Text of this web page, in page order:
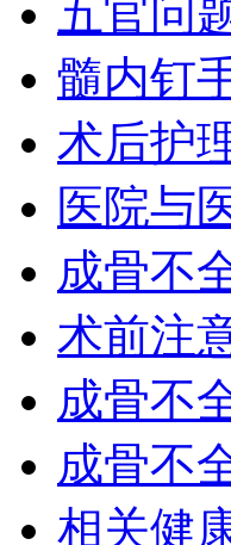
五官问
髓内钉
术后护
医院与
成骨不
术前注
成骨不
成骨不
相关健